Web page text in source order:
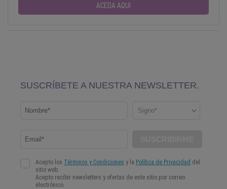
ACEDA AQUI